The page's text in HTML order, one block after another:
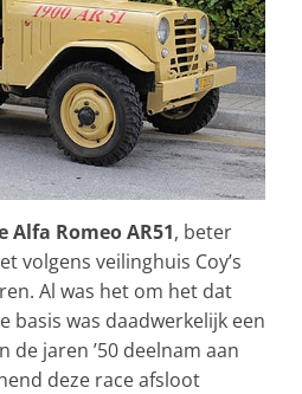
Alfa Romeo AR51, beter
volgens veilinghuis Coy’s
Al was het om het dat
basis was daadwerkelijk een
de jaren ’50 deelnam aan
deze race afsloot